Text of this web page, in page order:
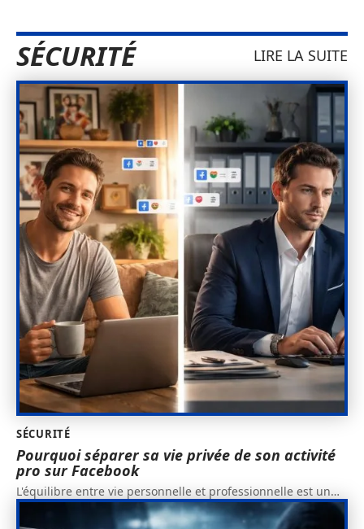
SÉCURITÉ LIRE LA SUITE
SÉCURITÉ
Pourquoi séparer sa vie privée de son activité
pro sur Facebook
L'équilibre entre vie personnelle et professionnelle est un…